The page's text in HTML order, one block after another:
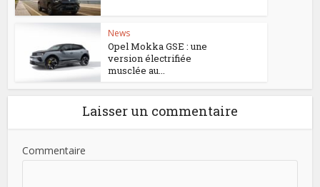
News
Opel Mokka GSE : une
version électrifiée
musclée au...
Laisser un commentaire
Commentaire